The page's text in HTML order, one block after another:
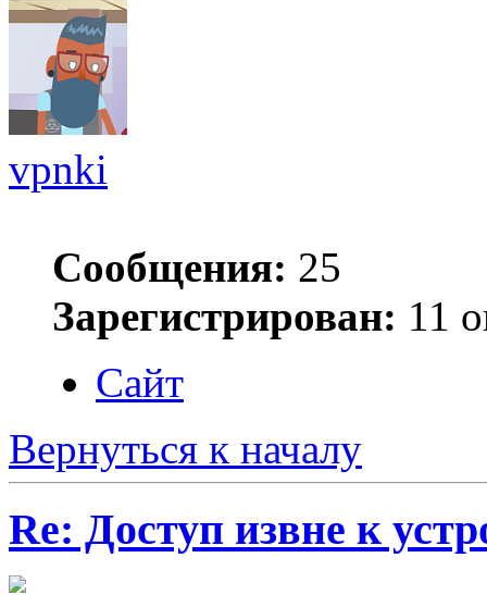
vpnki
Сообщения: 25
Зарегистрирован: 11
Сайт
Вернуться к началу
Re: Доступ извне к